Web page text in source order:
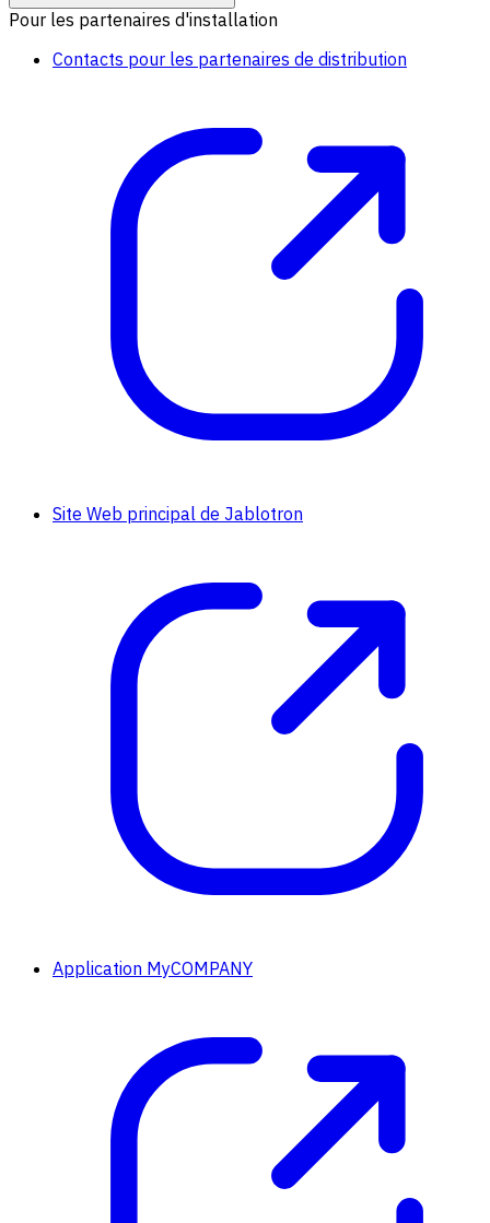
Pour les partenaires d'installation
Contacts pour les partenaires de distribution
Site Web principal de Jablotron
Application MyCOMPANY